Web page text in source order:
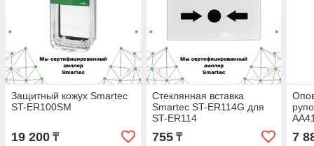
Защитный кожух Smartec
ST-ER100SM
19 200 ₸
Стеклянная вставка
Smartec ST-ER114G для
ST-ER114
755₸ 7